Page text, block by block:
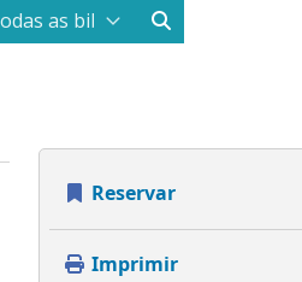
Reservar
Imprimir